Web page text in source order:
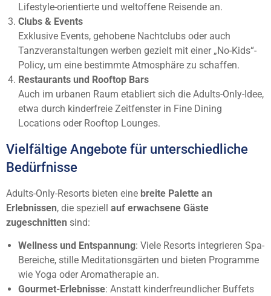
Lifestyle-orientierte und weltoffene Reisende an.
Clubs & Events
Exklusive Events, gehobene Nachtclubs oder auch
Tanzveranstaltungen werben gezielt mit einer „No-Kids“-
Policy, um eine bestimmte Atmosphäre zu schaffen.
Restaurants und Rooftop Bars
Auch im urbanen Raum etabliert sich die Adults-Only-Idee,
etwa durch kinderfreie Zeitfenster in Fine Dining
Locations oder Rooftop Lounges.
Vielfältige Angebote für unterschiedliche
Bedürfnisse
Adults-Only-Resorts bieten eine breite Palette an
Erlebnissen, die speziell auf erwachsene Gäste
zugeschnitten sind:
Wellness und Entspannung: Viele Resorts integrieren Spa-
Bereiche, stille Meditationsgärten und bieten Programme
wie Yoga oder Aromatherapie an.
Gourmet-Erlebnisse: Anstatt kinderfreundlicher Buffets